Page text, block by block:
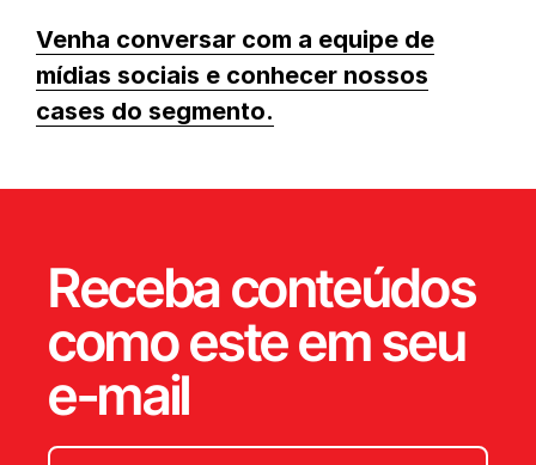
Venha conversar com a equipe de
mídias sociais e conhecer nossos
cases do segmento.
Receba conteúdos
como este em seu
e-mail